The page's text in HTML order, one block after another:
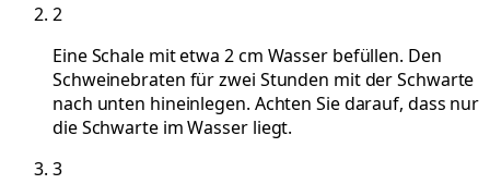
2
Eine Schale mit etwa 2 cm Wasser befüllen. Den
Schweinebraten für zwei Stunden mit der Schwarte
nach unten hineinlegen. Achten Sie darauf, dass nur
die Schwarte im Wasser liegt.
3